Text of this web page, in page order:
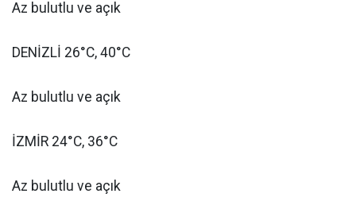
Az bulutlu ve açık
DENİZLİ 26°C, 40°C
Az bulutlu ve açık
İZMİR 24°C, 36°C
Az bulutlu ve açık